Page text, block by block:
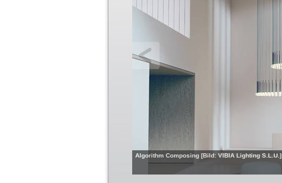
Algorithm Composing [Bild: VIBIA Lighting S.L.U.]